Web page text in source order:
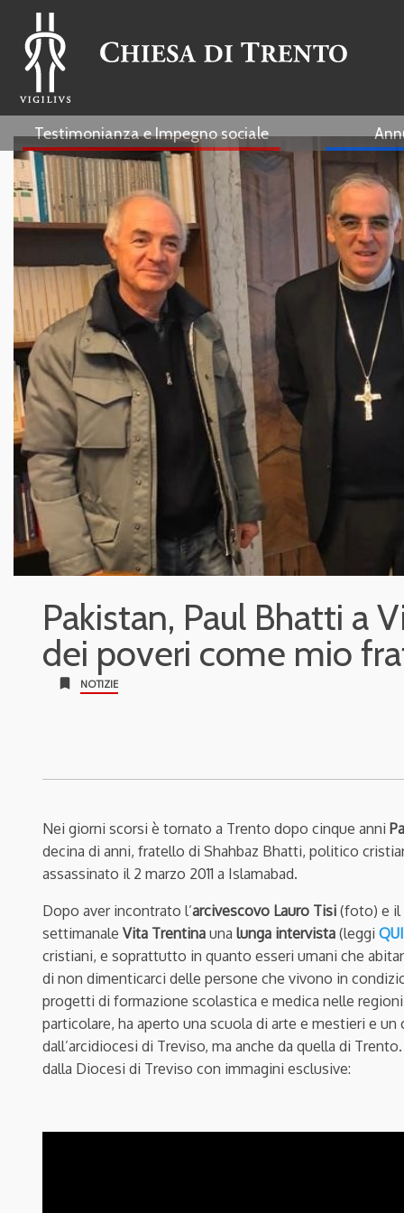
Testimonianza e Impegno sociale
Pakistan, Paul Bhatti a
dei poveri come mio
bookmark NOTIZIE
Nei giorni scorsi è tornato a Trento dopo cinque anni
decina di anni, fratello di Shahbaz Bhatti, politico
assassinato il 2 marzo 2011 a Islamabad.
Dopo aver incontrato l’arcivescovo Lauro Tisi (foto) e il
settimanale Vita Trentina una lunga intervista (leggi QUI
cristiani, e soprattutto in quanto esseri umani che
di non dimenticarci delle persone che vivono in
progetti di formazione scolastica e medica nelle regioni
particolare, ha aperto una scuola di arte e mestieri e
dall’arcidiocesi di Treviso, ma anche da quella di
dalla Diocesi di Treviso con immagini esclusive: